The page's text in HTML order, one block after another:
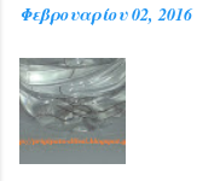
Φεβρουαρίου 02, 2016